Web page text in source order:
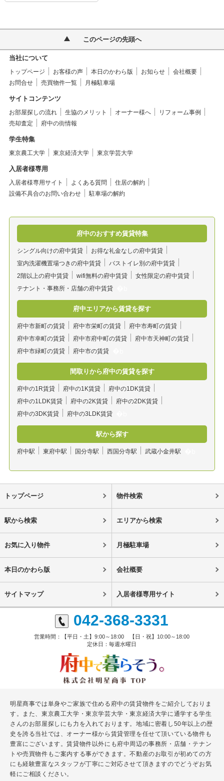
このページの先頭へ
当社について
トップページ お客様の声 本日のかわら版 お知らせ
会社概要
お問合せ
売買物件一覧 月極駐車場
サイトコンテンツ
お部屋探しの流れ 生協のメリット オーナー様へ
リフォーム事例
売却査定
府中の街情報
学生特集
東京農工大学 東京経済大学 東京学芸大学
入居者様専用
入居者様専用サイト よくある質問
住居の解約
設備不具合のお問い合わせ
駐車場の解約
府中のおすすめ賃貸特集
シングル向けの府中賃貸
お得な礼金なしの府中賃貸
室内洗濯機置場つきの府中賃貸
バストイレ別の府中賃貸
2階以上の府中賃貸
wifi無料の府中賃貸
女性限定の府中賃貸
テナント・事務所・店舗の府中賃貸
府中エリアから賃貸を探す
府中市新町の賃貸 府中市栄町の賃貸
府中市寿町の賃貸
府中市幸町の賃貸
府中市府中町の賃貸
府中市天神町の賃貸
府中市緑町の賃貸
府中市の賃貸
間取りから府中の賃貸を探す
府中の1R賃貸 府中の1K賃貸
府中の1DK賃貸
府中の1LDK賃貸
府中の2K賃貸
府中の2DK賃貸
府中の3DK賃貸
府中の3LDK賃貸
駅から探す
府中駅 東府中駅 国分寺駅 西国分寺駅 武蔵小金井駅
トップページ 物件検索
駅から検索 エリアから検索
お気に入り物件 月極駐車場
本日のかわら版 会社概要
サイトマップ 入居者様専用サイト
042-368-3331
営業時間：【平日・土】9:00～18:00 【日・祝】10:00～18:00
定休日：毎週水曜日
明星商事では単身やご家族で住める府中の賃貸物件をご紹介しておりま
す。また、東京農工大学・東京学芸大学・東京経済大学に通学する学生
さんのお部屋探しにも力を入れております。地域に密着し50年以上の歴
史を誇る当社では、オーナー様から賃貸管理を任せて頂いている物件も
豊富にございます。賃貸物件以外にも府中周辺の事務所・店舗・テナン
トや売買物件もご案内する事ができます。不動産のお取引が初めての方
にも経験豊富なスタッフが丁寧にご対応させて頂きますのでどうぞお気
軽にご相談ください。